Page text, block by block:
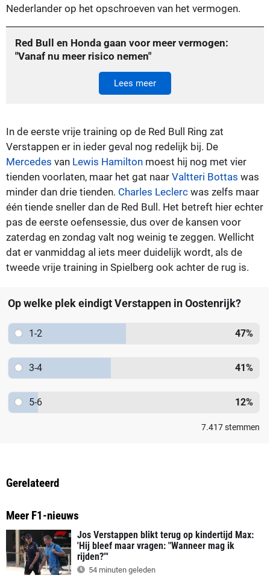
Nederlander op het opschroeven van het vermogen.
Red Bull en Honda gaan voor meer vermogen:
"Vanaf nu meer risico nemen"
Lees meer
In de eerste vrije training op de Red Bull Ring zat
Verstappen er in ieder geval nog redelijk bij. De
Mercedes van Lewis Hamilton moest hij nog met vier
tienden voorlaten, maar het gat naar Valtteri Bottas was
minder dan drie tienden. Charles Leclerc was zelfs maar
één tiende sneller dan de Red Bull. Het betreft hier echter
pas de eerste oefensessie, dus over de kansen voor
zaterdag en zondag valt nog weinig te zeggen. Wellicht
dat er vanmiddag al iets meer duidelijk wordt, als de
tweede vrije training in Spielberg ook achter de rug is.
Op welke plek eindigt Verstappen in Oostenrijk?
1-2 47%
3-4 41%
5-6 12%
7.417stemmen
Gerelateerd
Meer F1-nieuws
Jos Verstappen blikt terug op kindertijd Max:
'Hij bleef maar vragen: "Wanneer mag ik
rijden?"'
54 minuten geleden